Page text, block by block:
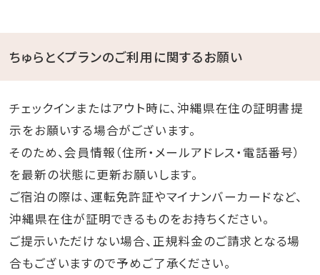
ちゅらとくプランのご利用に関するお願い
チェックインまたはアウト時に、沖縄県在住の証明書提
示をお願いする場合がございます。
そのため、会員情報（住所・メールアドレス・電話番号）
を最新の状態に更新お願いします。
ご宿泊の際は、運転免許証やマイナンバーカードなど、
沖縄県在住が証明できるものをお持ちください。
ご提示いただけない場合、正規料金のご請求となる場
合もございますので予めご了承ください。